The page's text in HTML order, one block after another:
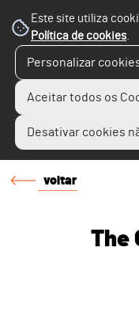
Este site utiliza
Política de cookies.
Personalizar
Aceitar todos os
Desativar cookies
voltar
The